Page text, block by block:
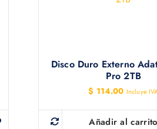
Disco Duro Externo
Pro 2TB
$ 114.00 Incluye
Añadir al carrito